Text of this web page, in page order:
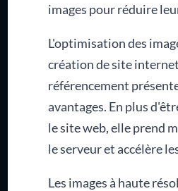
images pour réduire
L'optimisation des
création de site
référencement
avantages. En plus
le site web, elle prend
le serveur et accélère
Les images à haute